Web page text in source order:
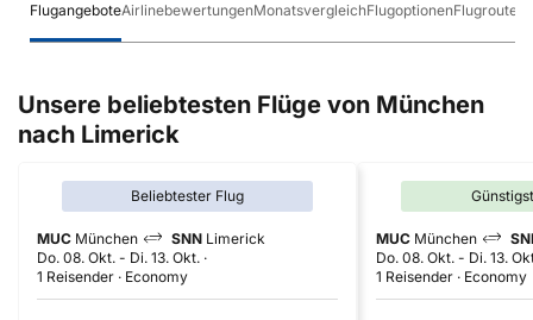
FlugangeboteAirlinebewertungenMonatsvergleichFlugoptionenFlugrouten
Unsere beliebtesten Flüge von München
nach Limerick
Beliebtester Flug
MUC München SNN Limerick
Do. 08. Okt. - Di. 13. Okt.
1 Reisender
Economy
MUC München
Do. 08. Okt. - Di. 13.
1 Reisender
Economy